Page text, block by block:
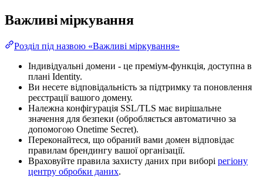
Важливі міркування
Розділ під назвою «Важливі міркування»
Індивідуальні домени - це преміум-функція, доступна в
плані Identity.
Ви несете відповідальність за підтримку та поновлення
реєстрації вашого домену.
Належна конфігурація SSL/TLS має вирішальне
значення для безпеки (обробляється автоматично за
допомогою Onetime Secret).
Переконайтеся, що обраний вами домен відповідає
правилам брендингу вашої організації.
Враховуйте правила захисту даних при виборі регіону
центру обробки даних.